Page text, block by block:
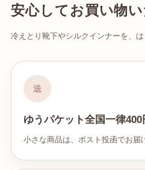
安心してお買い物
冷えとり靴下やシルクインナーを、は
送
ゆうパケット全国一律400
小さな商品は、ポスト投函でお届